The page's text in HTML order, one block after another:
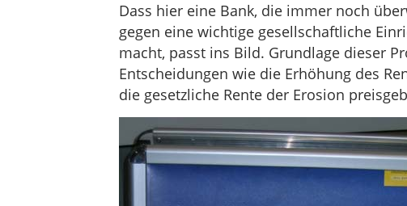
Dass hier eine Bank, die immer noch
gegen eine wichtige gesellschaftliche
macht, passt ins Bild. Grundlage dieser
Entscheidungen wie die Erhöhung des
die gesetzliche Rente der Erosion